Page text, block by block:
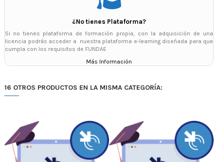
¿No tienes Plataforma?
Si no tienes plataforma de formación propia, con la adquisición de una
licencia podrás acceder a nuestra plataforma e-learning diseñada para que
cumpla con los requisitos de FUNDAE
Más Información
16 OTROS PRODUCTOS EN LA MISMA CATEGORÍA: